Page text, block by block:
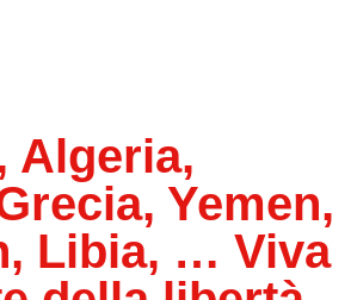
Algeria,
Yemen,
Libia, … Viva